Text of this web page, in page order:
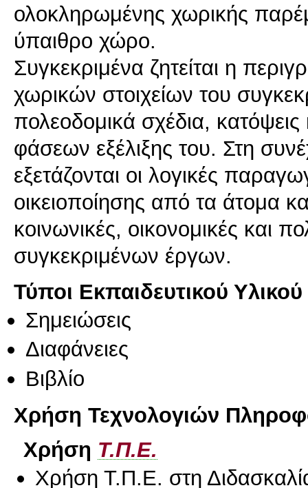
ολοκληρωμένης χωρικής
ύπαιθρο χώρο.
Συγκεκριμένα ζητείται η
χωρικών στοιχείων του
πολεοδομικά σχέδια,
φάσεων εξέλιξης του. Στη
εξετάζονται οι λογικές
οικειοποίησης από τα άτομα
κοινωνικές, οικονομικές και
Τύποι Εκπαιδευτικού Υλικού
Σημειώσεις
Διαφάνειες
Βιβλίο
Χρήση Τεχνολογιών
Χρήση Τ.Π.Ε.
Χρήση Τ.Π.Ε. στη